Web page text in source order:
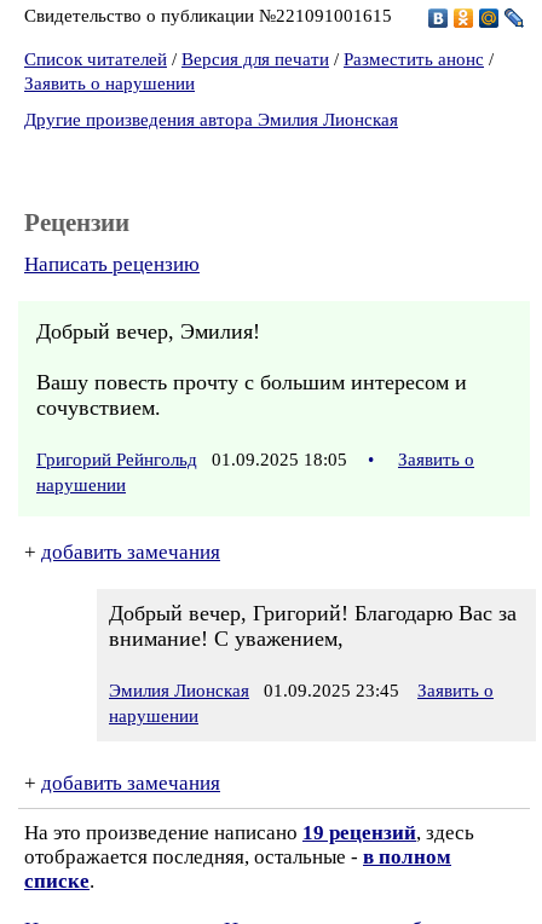
Свидетельство о публикации №221091001615
Список читателей / Версия для печати / Разместить анонс /
Заявить о нарушении
Другие произведения автора Эмилия Лионская
Рецензии
Написать рецензию
Добрый вечер, Эмилия!
Вашу повесть прочту с большим интересом и
сочувствием.
Григорий Рейнгольд 01.09.2025 18:05 •
Заявить о
нарушении
+ добавить замечания
Добрый вечер, Григорий! Благодарю Вас за
внимание! С уважением,
Эмилия Лионская 01.09.2025 23:45
Заявить о
нарушении
+ добавить замечания
На это произведение написано 19 рецензий, здесь
отображается последняя, остальные - в полном
списке.